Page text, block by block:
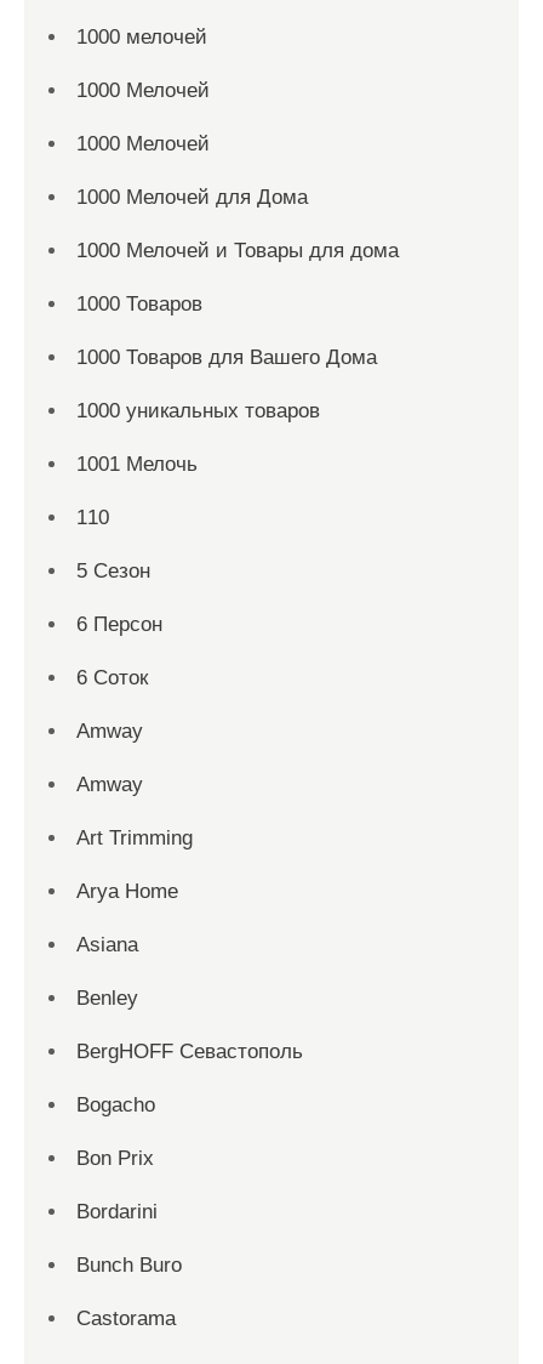
1000 мелочей
1000 Мелочей
1000 Мелочей
1000 Мелочей для Дома
1000 Мелочей и Товары для дома
1000 Товаров
1000 Товаров для Вашего Дома
1000 уникальных товаров
1001 Мелочь
110
5 Сезон
6 Персон
6 Соток
Amway
Amway
Art Trimming
Arya Home
Asiana
Benley
BergHOFF Севастополь
Bogacho
Bon Prix
Bordarini
Bunch Buro
Castorama